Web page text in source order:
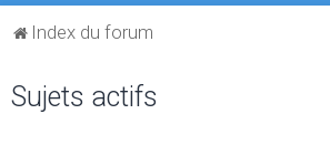
Index du forum
Sujets actifs